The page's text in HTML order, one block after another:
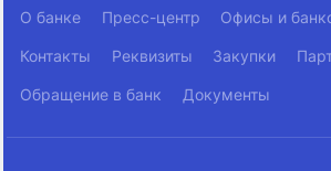
О банке Пресс-центр Офисы и
Контакты Реквизиты Закупки
Обращение в банк Документы